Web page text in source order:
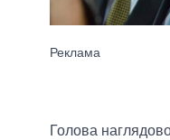
Голова